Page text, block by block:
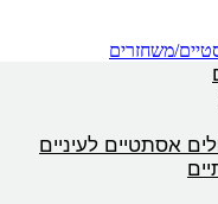
משחזרים
אסתטיים לעיניים